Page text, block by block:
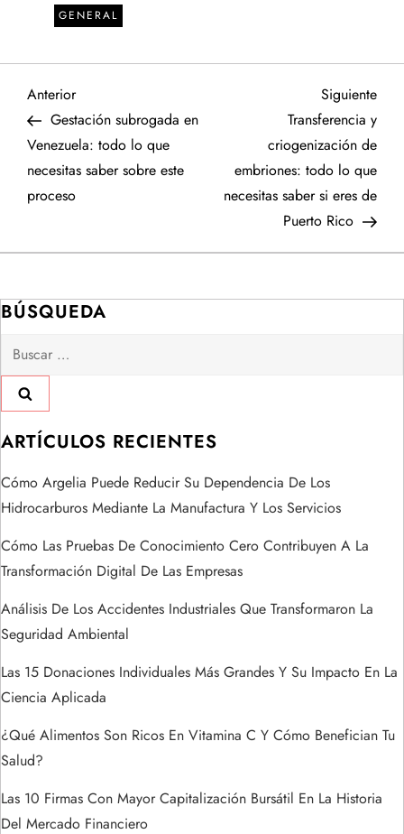
GENERAL
N
a
v
a
c
i
ó
n
d
e
e
n
t
r
a
d
Entrada
anterior
Anterior
Gestación subrogada en
Venezuela: todo lo que
necesitas saber sobre este
proceso
Siguiente
Transferencia y
criogenización de
embriones: todo lo que
necesitas saber si eres de
Puerto Rico
BÚSQUEDA
Buscar:
ARTÍCULOS RECIENTES
Cómo Argelia Puede Reducir Su Dependencia De Los
Hidrocarburos Mediante La Manufactura Y Los Servicios
Cómo Las Pruebas De Conocimiento Cero Contribuyen A La
Transformación Digital De Las Empresas
Análisis De Los Accidentes Industriales Que Transformaron La
Seguridad Ambiental
Las 15 Donaciones Individuales Más Grandes Y Su Impacto En La
Ciencia Aplicada
¿Qué Alimentos Son Ricos En Vitamina C Y Cómo Benefician Tu
Salud?
Las 10 Firmas Con Mayor Capitalización Bursátil En La Historia
Del Mercado Financiero